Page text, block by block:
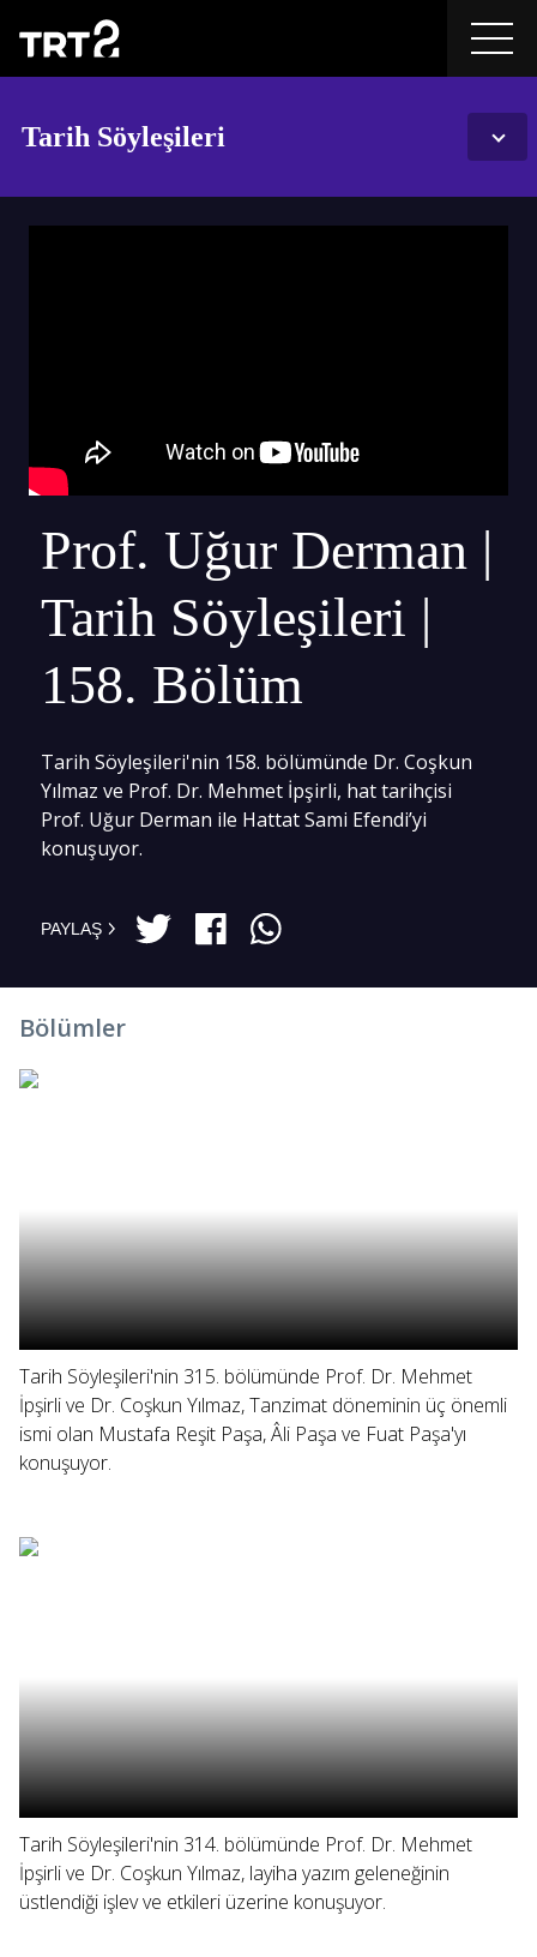
Tarih Söyleşileri
Prof. Uğur Derman |
Tarih Söyleşileri |
158. Bölüm
Tarih Söyleşileri'nin 158. bölümünde Dr. Coşkun
Yılmaz ve Prof. Dr. Mehmet İpşirli, hat tarihçisi
Prof. Uğur Derman ile Hattat Sami Efendi’yi
konuşuyor.
PAYLAŞ
Bölümler
Tarih Söyleşileri'nin 315. bölümünde Prof. Dr. Mehmet
İpşirli ve Dr. Coşkun Yılmaz, Tanzimat döneminin üç önemli
ismi olan Mustafa Reşit Paşa, Âli Paşa ve Fuat Paşa'yı
konuşuyor.
Tarih Söyleşileri'nin 314. bölümünde Prof. Dr. Mehmet
İpşirli ve Dr. Coşkun Yılmaz, layiha yazım geleneğinin
üstlendiği işlev ve etkileri üzerine konuşuyor.